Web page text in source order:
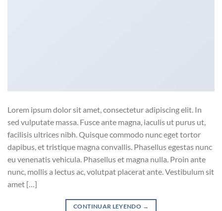
Lorem ipsum dolor sit amet, consectetur adipiscing elit. In
sed vulputate massa. Fusce ante magna, iaculis ut purus ut,
facilisis ultrices nibh. Quisque commodo nunc eget tortor
dapibus, et tristique magna convallis. Phasellus egestas nunc
eu venenatis vehicula. Phasellus et magna nulla. Proin ante
nunc, mollis a lectus ac, volutpat placerat ante. Vestibulum sit
amet […]
CONTINUAR LEYENDO →